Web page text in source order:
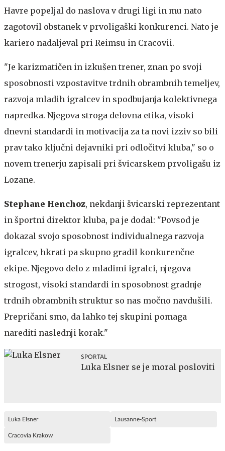
Havre popeljal do naslova v drugi ligi in mu nato
zagotovil obstanek v prvoligaški konkurenci. Nato je
kariero nadaljeval pri Reimsu in Cracovii.
"Je karizmatičen in izkušen trener, znan po svoji
sposobnosti vzpostavitve trdnih obrambnih temeljev,
razvoja mladih igralcev in spodbujanja kolektivnega
napredka. Njegova stroga delovna etika, visoki
dnevni standardi in motivacija za ta novi izziv so bili
prav tako ključni dejavniki pri odločitvi kluba," so o
novem trenerju zapisali pri švicarskem prvoligašu iz
Lozane.
Stephane Henchoz, nekdanji švicarski reprezentant
in športni direktor kluba, pa je dodal: "Povsod je
dokazal svojo sposobnost individualnega razvoja
igralcev, hkrati pa skupno gradil konkurenčne
ekipe. Njegovo delo z mladimi igralci, njegova
strogost, visoki standardi in sposobnost gradnje
trdnih obrambnih struktur so nas močno navdušili.
Prepričani smo, da lahko tej skupini pomaga
narediti naslednji korak."
SPORTAL
Luka Elsner se je moral posloviti
Luka Elsner Lausanne-Sport
Cracovia Krakow